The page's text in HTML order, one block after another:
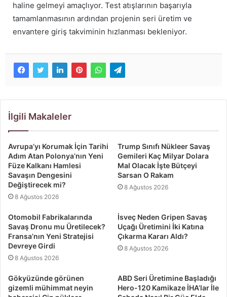
haline gelmeyi amaçlıyor. Test atışlarının başarıyla
tamamlanmasının ardından projenin seri üretim ve
envantere giriş takviminin hızlanması bekleniyor.
İlgili Makaleler
Avrupa’yı Korumak İçin Tarihi
Adım Atan Polonya’nın Yeni
Füze Kalkanı Hamlesi
Savaşın Dengesini
Değiştirecek mi?
8 Ağustos 2026
Trump Sınıfı Nükleer Savaş
Gemileri Kaç Milyar Dolara
Mal Olacak İşte Bütçeyi
Sarsan O Rakam
8 Ağustos 2026
Otomobil Fabrikalarında
Savaş Dronu mu Üretilecek?
Fransa’nın Yeni Stratejisi
Devreye Girdi
8 Ağustos 2026
İsveç Neden Gripen Savaş
Uçağı Üretimini İki Katına
Çıkarma Kararı Aldı?
8 Ağustos 2026
Gökyüzünde görünen
gizemli mühimmat neyin
ABD Seri Üretimine Başladığı
Hero-120 Kamikaze İHA’lar İle